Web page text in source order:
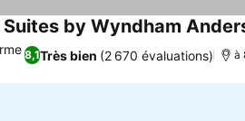
Suites by Wyndham
8,1Très bien (2 670 évaluations) à